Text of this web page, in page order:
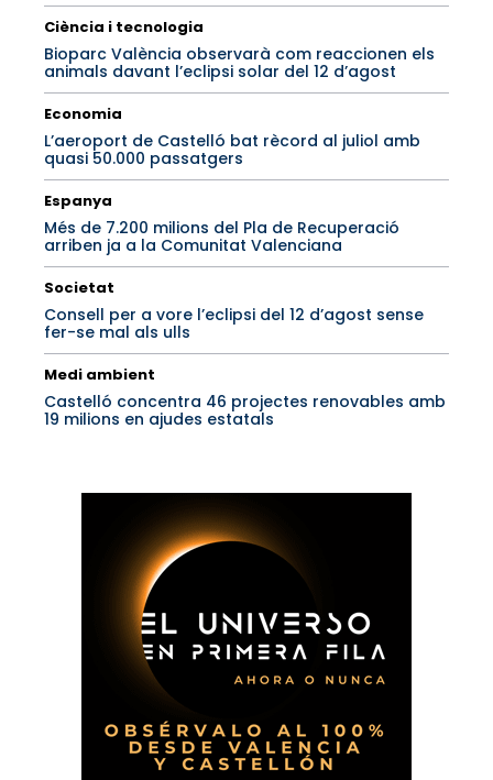
Ciència i tecnologia
Bioparc València observarà com reaccionen els
animals davant l’eclipsi solar del 12 d’agost
Economia
L’aeroport de Castelló bat rècord al juliol amb
quasi 50.000 passatgers
Espanya
Més de 7.200 milions del Pla de Recuperació
arriben ja a la Comunitat Valenciana
Societat
Consell per a vore l’eclipsi del 12 d’agost sense
fer-se mal als ulls
Medi ambient
Castelló concentra 46 projectes renovables amb
19 milions en ajudes estatals